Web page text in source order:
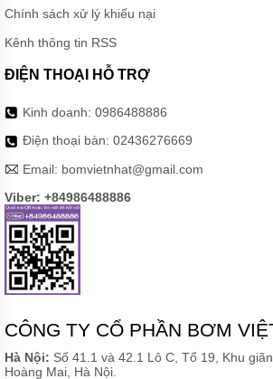
SỤC
BƠM
MÁY
BƠM
NGHIỆP
GIỚI
THIỆU
SẢN
PHẨM
MỚI
LIÊN
HỆ
Chính sách xử lý khiếu nại
Kênh thông tin RSS
ĐIỆN THOẠI HỖ TRỢ
Kinh doanh: 0986488886
Điện thoại bàn: 02436276669
Email: bomvietnhat@gmail.com
Viber: +84986488886
CÔNG TY CỔ PHẦN BƠM
Hà Nội: Số 41.1 và 42.1 Lô C, Tổ 19, Khu
Hoàng Mai, Hà Nội.